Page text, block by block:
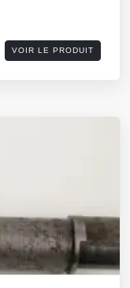
VOIR LE PRODUIT